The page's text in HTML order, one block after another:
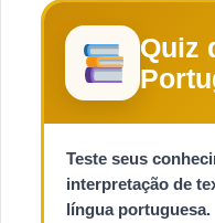
Quiz
Teste seus
interpretação de
língua portuguesa.